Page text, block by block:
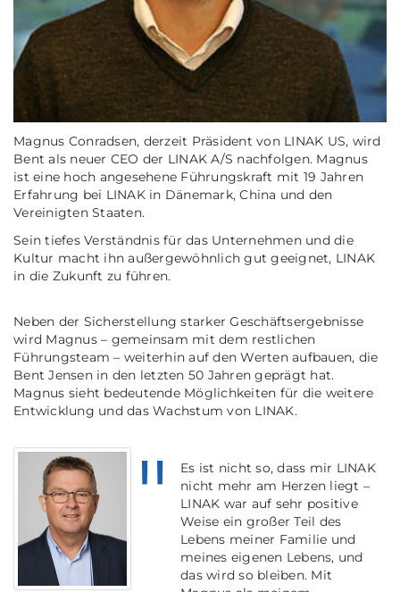
Magnus Conradsen, derzeit Präsident von LINAK US, wird
Bent als neuer CEO der LINAK A/S nachfolgen. Magnus
ist eine hoch angesehene Führungskraft mit 19 Jahren
Erfahrung bei LINAK in Dänemark, China und den
Vereinigten Staaten.
Sein tiefes Verständnis für das Unternehmen und die
Kultur macht ihn außergewöhnlich gut geeignet, LINAK
in die Zukunft zu führen.
Neben der Sicherstellung starker Geschäftsergebnisse
wird Magnus – gemeinsam mit dem restlichen
Führungsteam – weiterhin auf den Werten aufbauen, die
Bent Jensen in den letzten 50 Jahren geprägt hat.
Magnus sieht bedeutende Möglichkeiten für die weitere
Entwicklung und das Wachstum von LINAK.
Es ist nicht so, dass mir LINAK
nicht mehr am Herzen liegt –
LINAK war auf sehr positive
Weise ein großer Teil des
Lebens meiner Familie und
meines eigenen Lebens, und
das wird so bleiben. Mit